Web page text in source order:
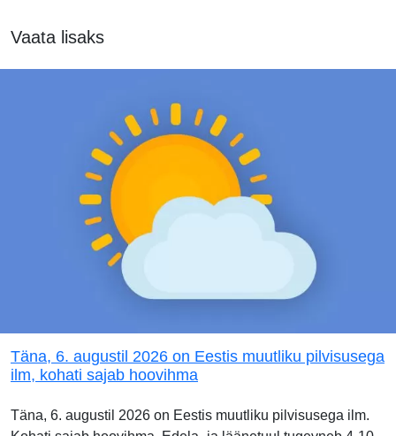
Vaata lisaks
Täna, 6. augustil 2026 on Eestis muutliku pilvisusega
ilm, kohati sajab hoovihma
Täna, 6. augustil 2026 on Eestis muutliku pilvisusega ilm.